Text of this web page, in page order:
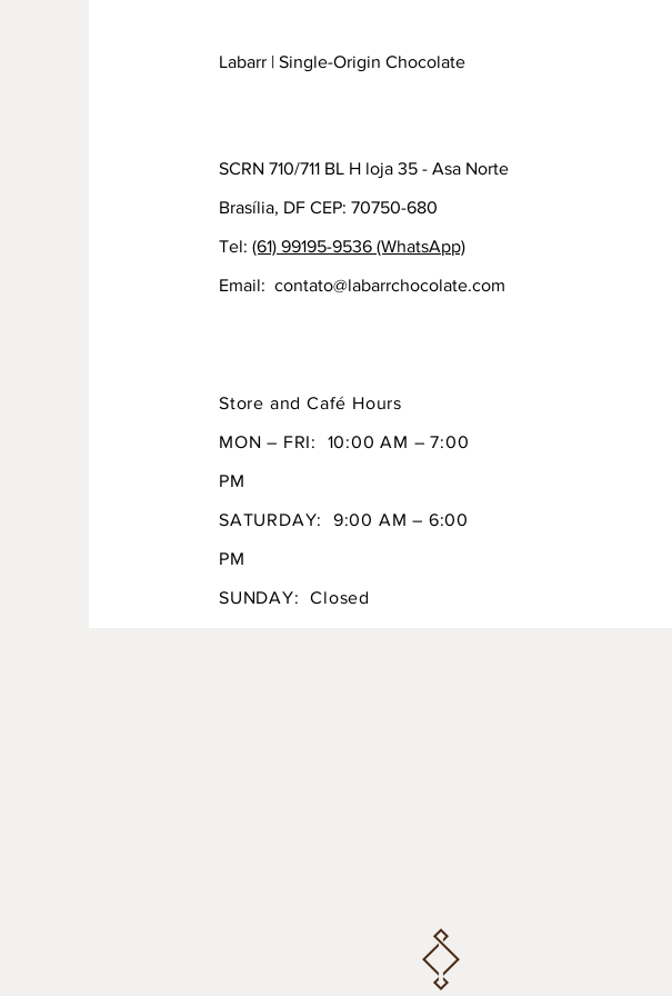
Labarr | Single-Origin Chocolate
SCRN 710/711 BL H loja 35 - Asa Norte
Brasília, DF CEP: 70750-680
Tel: (61) 99195-9536 (WhatsApp)
Email: contato@labarrchocolate.com
Store and Café Hours
MON – FRI: 10:00 AM – 7:00
PM
SATURDAY: 9:00 AM – 6:00
PM
SUNDAY: Closed